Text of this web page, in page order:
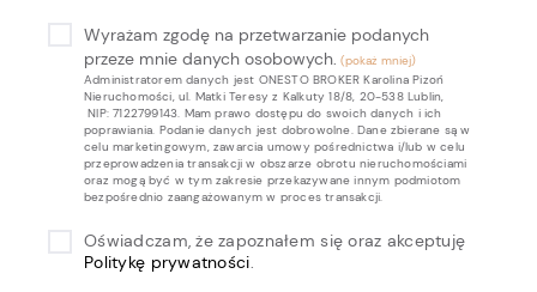
Wyrażam zgodę na przetwarzanie podanych
przeze mnie danych osobowych.
Administratorem danych jest ONESTO BROKER Karolina Pizoń
Nieruchomości, ul. Matki Teresy z Kalkuty 18/8, 20-538 Lublin,
NIP: 7122799143. Mam prawo dostępu do swoich danych i ich
poprawiania. Podanie danych jest dobrowolne. Dane zbierane są w
celu marketingowym, zawarcia umowy pośrednictwa i/lub w celu
przeprowadzenia transakcji w obszarze obrotu nieruchomościami
oraz mogą być w tym zakresie przekazywane innym podmiotom
bezpośrednio zaangażowanym w proces transakcji.
Oświadczam, że zapoznałem się oraz akceptuję
Politykę prywatności.